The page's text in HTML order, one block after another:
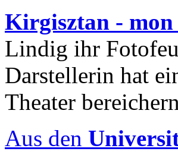
Kirgisztan -
Lindig ihr
Darstellerin hat
Theater
Aus den